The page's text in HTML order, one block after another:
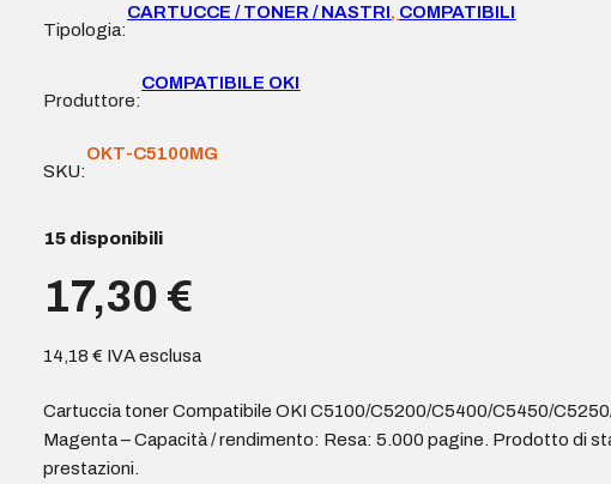
Tipologia:
CARTUCCE / TONER / NASTRI, COMPATIBILI
Produttore:
COMPATIBILE OKI
SKU:
OKT-C5100MG
15 disponibili
17,30 €
14,18€ IVA esclusa
Cartuccia toner Compatibile OKI C5100/C5200/C5400/C5450/
Magenta – Capacità / rendimento: Resa: 5.000 pagine. Prodotto di
prestazioni.